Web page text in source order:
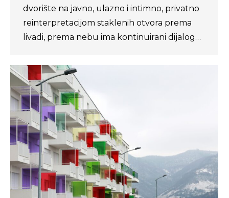
dvorište na javno, ulazno i intimno, privatno
reinterpretacijom staklenih otvora prema
livadi, prema nebu ima kontinuirani dijalog…